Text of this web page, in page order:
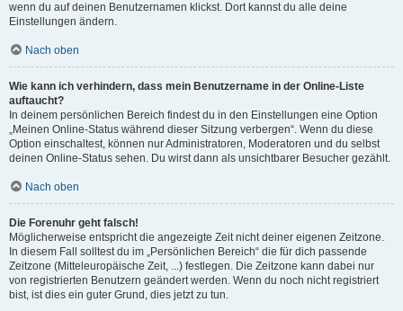
wenn du auf deinen Benutzernamen klickst. Dort kannst du alle deine
Einstellungen ändern.
Nach oben
Wie kann ich verhindern, dass mein Benutzername in der Online-Liste
auftaucht?
In deinem persönlichen Bereich findest du in den Einstellungen eine Option
„Meinen Online-Status während dieser Sitzung verbergen“. Wenn du diese
Option einschaltest, können nur Administratoren, Moderatoren und du selbst
deinen Online-Status sehen. Du wirst dann als unsichtbarer Besucher gezählt.
Nach oben
Die Forenuhr geht falsch!
Möglicherweise entspricht die angezeigte Zeit nicht deiner eigenen Zeitzone.
In diesem Fall solltest du im „Persönlichen Bereich“ die für dich passende
Zeitzone (Mitteleuropäische Zeit, ...) festlegen. Die Zeitzone kann dabei nur
von registrierten Benutzern geändert werden. Wenn du noch nicht registriert
bist, ist dies ein guter Grund, dies jetzt zu tun.